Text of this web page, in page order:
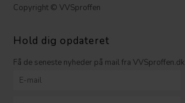
Copyright © VVSproffen
Hold dig opdateret
Få de seneste nyheder på mail fra VVSproffen.dk